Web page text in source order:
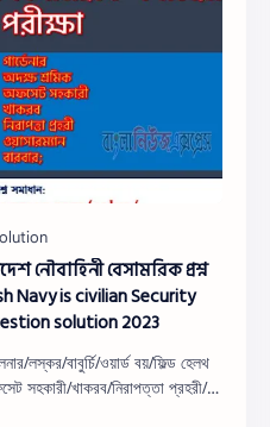
নৌবাহিনী বেসামরিক প্রশ্ন
Navy is civilian Security
solution 2023
লস্কর/বাবুর্চি/ওয়ার্ড বয়/ফিল্ড হেলথ
সহকারী/খাকরব/নিরাপত্তা প্রহরী/